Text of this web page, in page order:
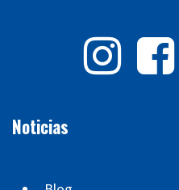
Noticias